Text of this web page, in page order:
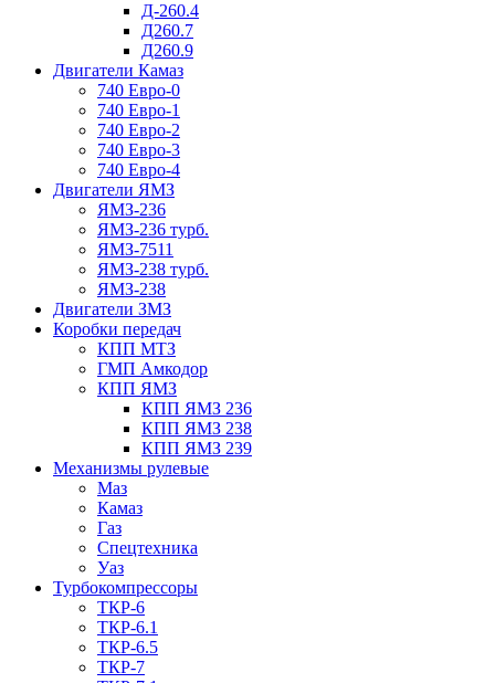
Д-260.4
Д260.7
Д260.9
Двигатели Камаз
740 Евро-0
740 Евро-1
740 Евро-2
740 Евро-3
740 Евро-4
Двигатели ЯМЗ
ЯМЗ-236
ЯМЗ-236 турб.
ЯМЗ-7511
ЯМЗ-238 турб.
ЯМЗ-238
Двигатели ЗМЗ
Коробки передач
КПП МТЗ
ГМП Амкодор
КПП ЯМЗ
КПП ЯМЗ 236
КПП ЯМЗ 238
КПП ЯМЗ 239
Механизмы рулевые
Маз
Камаз
Газ
Спецтехника
Уаз
Турбокомпрессоры
ТКР-6
ТКР-6.1
ТКР-6.5
ТКР-7